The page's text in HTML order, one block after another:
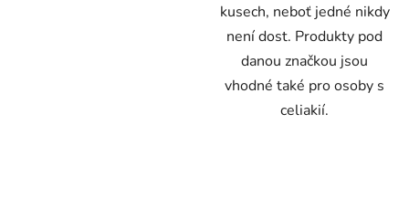
kusech, neboť jedné nikdy
není dost. Produkty pod
danou značkou jsou
vhodné také pro osoby s
celiakií.